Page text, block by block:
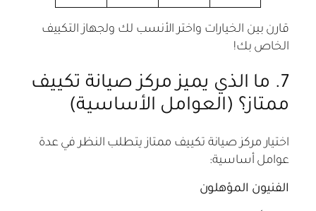
قارن بين الخيارات واختر الأنسب لك ولجهاز التكييف
الخاص بك!
7. ما الذي يميز مركز صيانة تكييف
ممتاز؟ (العوامل الأساسية)
اختيار مركز صيانة تكييف ممتاز يتطلب النظر في عدة
عوامل أساسية:
الفنيون المؤهلون